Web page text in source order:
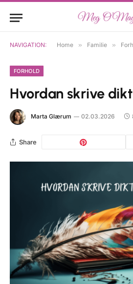
NAVIGATION: Home » Familie »
FORHOLD
Hvordan skrive
Marta Glærum 02.03.2026
Share